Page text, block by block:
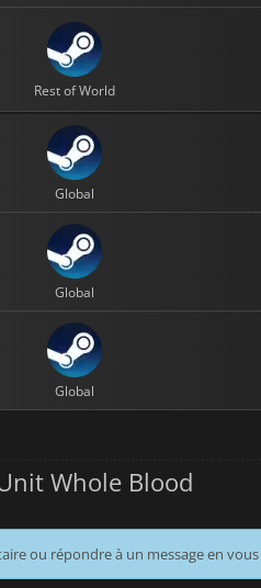
Rest of World
Global
Global
Global
Whole Blood
ou répondre à un message en vous